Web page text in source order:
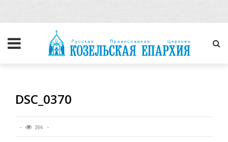
DSC_0370
264